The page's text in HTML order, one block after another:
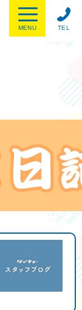
TEL
MENU